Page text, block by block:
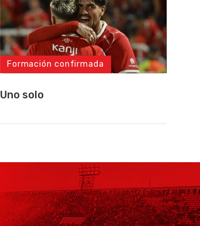
Formación confirmada
Uno solo